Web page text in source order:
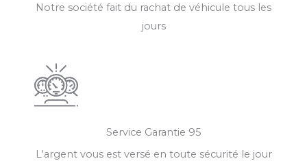
Notre société fait du rachat de véhicule tous les
jours
Service Garantie 95
L'argent vous est versé en toute sécurité le jour